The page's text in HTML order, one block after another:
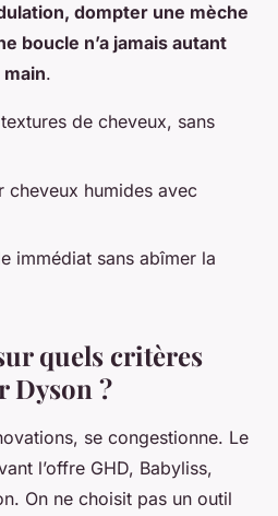
dompter une mèche
boucle n’a jamais autant
.
de cheveux, sans
cheveux humides avec
immédiat sans abîmer la
quels critères
Dyson ?
se congestionne. Le
l’offre GHD, Babyliss,
On ne choisit pas un outil